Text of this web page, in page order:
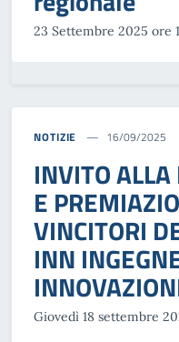
23 Settembre 2025 ore
NOTIZIE 16/09/2025
INVITO
E
VINCITORI
INN
Giovedì 18 settembre